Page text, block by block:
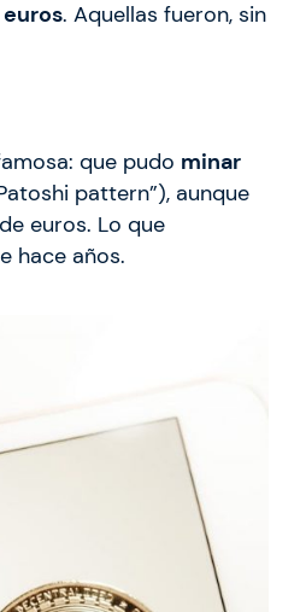
euros. Aquellas fueron, sin
que pudo minar
pattern”), aunque
euros. Lo que
hace años.